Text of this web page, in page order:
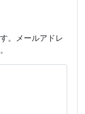
。メールアドレ